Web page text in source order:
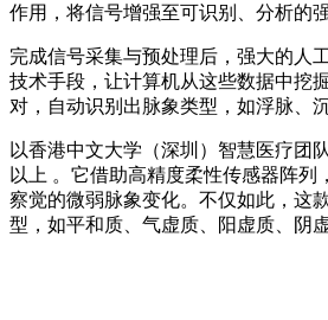
作用，将信号增强至可识别、分析的
完成信号采集与预处理后，强大的人
技术手段，让计算机从这些数据中挖
对，自动识别出脉象类型，如浮脉、
以香港中文大学（深圳）智慧医疗团
以上 。它借助高精度柔性传感器阵
察觉的微弱脉象变化。不仅如此，这
型，如平和质、气虚质、阳虚质、阴